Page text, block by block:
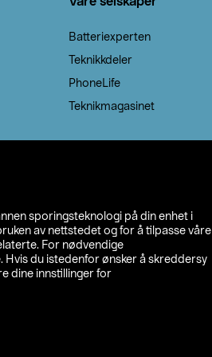
sporingsteknologi på din enhet i
av nettstedet og for å tilpasse våre
For nødvendige
Hvis du istedenfor ønsker å skreddersy
dine innstillinger for
Batteriexperten
Teknikkdeler
PhoneLife
Teknikmagasinet